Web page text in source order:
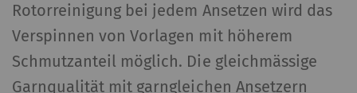
Rotorreinigung bei jedem Ansetzen wird das
Verspinnen von Vorlagen mit höherem
Schmutzanteil möglich. Die gleichmässige
Garnqualität mit garngleichen Ansetzern